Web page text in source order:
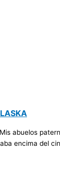
Mis abuelos
encima del